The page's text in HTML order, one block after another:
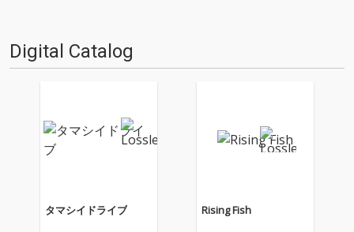
Digital Catalog
タマシイドライブ Rising Fish